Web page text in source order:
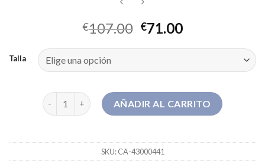
€107.00 €71.00
Talla
uniqlo plumas mujer cantidadAÑADIR AL CARRITO
SKU:CA-43000441